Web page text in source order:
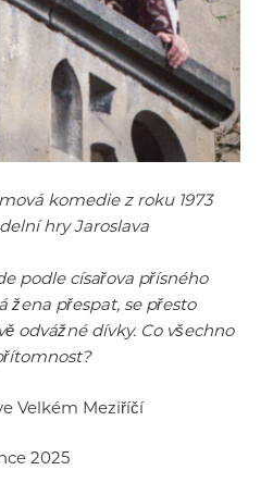
komedie z roku 1973
hry Jaroslava
podle císařova přísného
žena přespat, se přesto
odvážné dívky. Co všechno
Velkém Meziříčí
2025